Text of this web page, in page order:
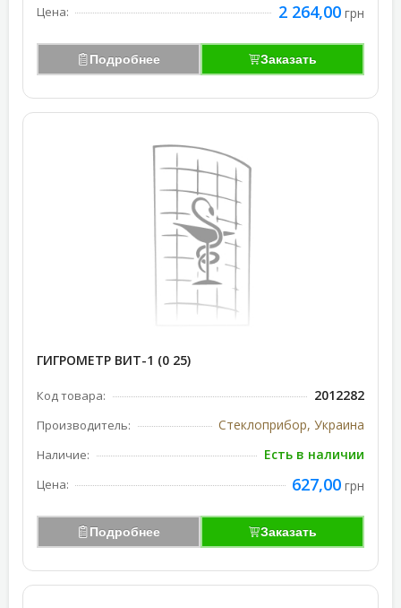
Цена: 2 264,00 грн
Подробнее Заказать
ГИГРОМЕТР ВИТ-1 (0 25)
Код товара: 2012282
Производитель: Стеклоприбор, Украина
Наличие: Есть в наличии
Цена: 627,00 грн
Подробнее Заказать